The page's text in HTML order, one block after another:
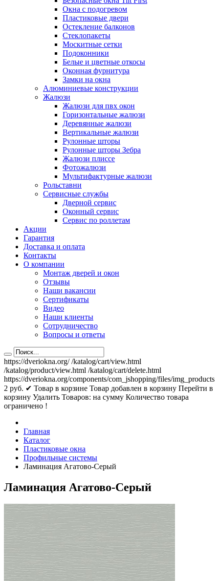
Окна с подогревом
Пластиковые двери
Остекление балконов
Стеклопакеты
Москитные сетки
Подоконники
Белые и цветные откосы
Оконная фурнитура
Замки на окна
Алюминиевые конструкции
Жалюзи
Жалюзи для пвх окон
Горизонтальные жалюзи
Деревянные жалюзи
Вертикальные жалюзи
Рулонные шторы
Рулонные шторы Зебра
Жалюзи плиссе
Фотожалюзи
Мультифактурные жалюзи
Рольставни
Сервисные службы
Дверной сервис
Оконный сервис
Сервис по роллетам
Акции
Гарантия
Доставка и оплата
Контакты
О компании
Монтаж дверей и окон
Отзывы
Наши вакансии
Сертификаты
Видео
Наши клиенты
Сотрудничество
Вопросы и ответы
https://dveriokna.org/ /katalog/cart/view.html
/katalog/product/view.html /katalog/cart/delete.html
https://dveriokna.org/components/com_jshopping/files/img_products
2 руб. ✔ Товар в корзине Товар добавлен в корзину Перейти в
корзину Удалить Товаров: на сумму Количество товара
ограничено !
Главная
Каталог
Пластиковые окна
Профильные системы
Ламинация Агатово-Серый
Ламинация Агатово-Серый